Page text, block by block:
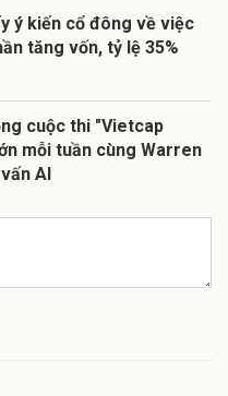
ý kiến cổ đông về việc
tăng vốn, tỷ lệ 35%
cuộc thi "Vietcap
mỗi tuần cùng Warren
AI